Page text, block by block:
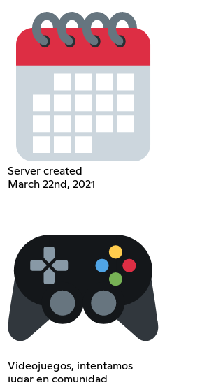
Server created
March 22nd, 2021
Videojuegos, intentamos
jugar en comunidad